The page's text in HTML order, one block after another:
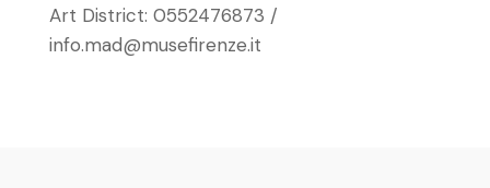
Art District: 0552476873 /
info.mad@musefirenze.it